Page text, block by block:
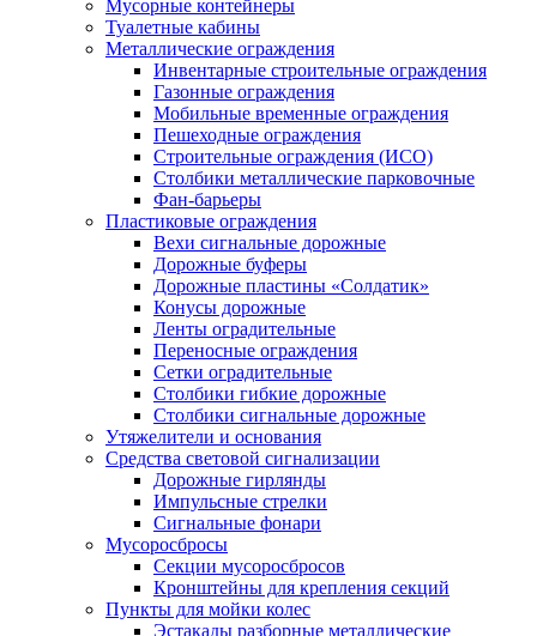
Мусорные контейнеры
Туалетные кабины
Металлические ограждения
Инвентарные строительные ограждения
Газонные ограждения
Мобильные временные ограждения
Пешеходные ограждения
Строительные ограждения (ИСО)
Столбики металлические парковочные
Фан-барьеры
Пластиковые ограждения
Вехи сигнальные дорожные
Дорожные буферы
Дорожные пластины «Солдатик»
Конусы дорожные
Ленты оградительные
Переносные ограждения
Сетки оградительные
Столбики гибкие дорожные
Столбики сигнальные дорожные
Утяжелители и основания
Средства световой сигнализации
Дорожные гирлянды
Импульсные стрелки
Сигнальные фонари
Мусоросбросы
Секции мусоросбросов
Кронштейны для крепления секций
Пункты для мойки колес
Эстакады разборные металлические